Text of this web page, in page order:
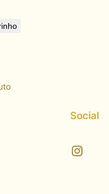
Social
Instagram